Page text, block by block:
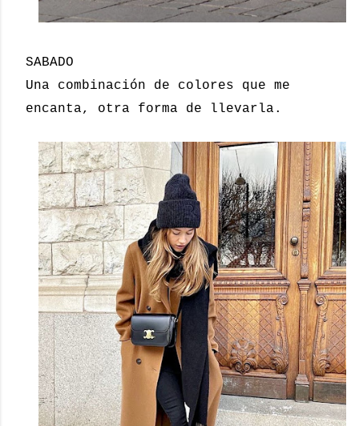
SABADO
Una combinación de colores que me
encanta, otra forma de llevarla.